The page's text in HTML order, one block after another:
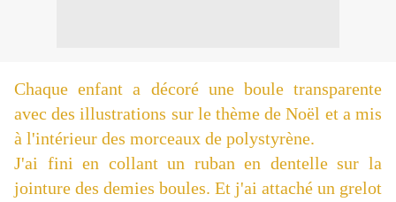
Chaque enfant a décoré une boule transparente
avec des illustrations sur le thème de Noël et a mis
à l'intérieur des morceaux de polystyrène.
J'ai fini en collant un ruban en dentelle sur la
jointure des demies boules. Et j'ai attaché un grelot